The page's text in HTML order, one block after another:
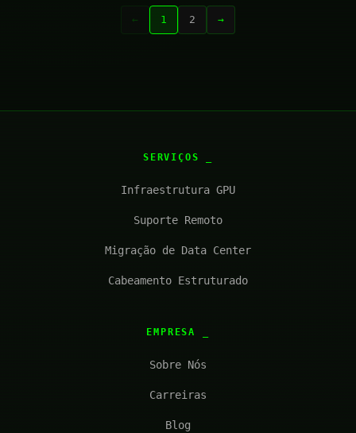
← 1 2 →
SERVIÇOS
Infraestrutura GPU
Suporte Remoto
Migração de Data Center
Cabeamento Estruturado
EMPRESA
Sobre Nós
Carreiras
Blog